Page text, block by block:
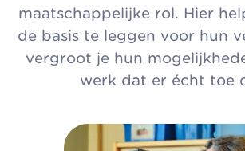
maatschappelijke rol. Hier
de basis te leggen voor hun
vergroot je hun
werk dat er écht toe